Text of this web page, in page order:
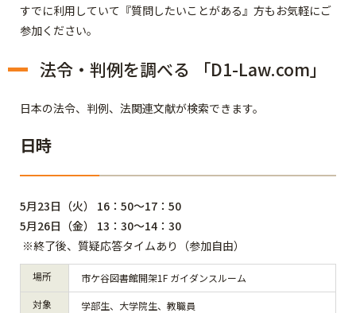
すでに利用していて『質問したいことがある』方もお気軽にご
参加ください。
法令・判例を調べる 「D1-Law.com」
日本の法令、判例、法関連文献が検索できます。
日時
5月23日（火） 16：50～17：50
5月26日（金） 13：30～14：30
※終了後、質疑応答タイムあり（参加自由）
場所
市ケ谷図書館開架1F ガイダンスルーム
対象
学部生、大学院生、教職員